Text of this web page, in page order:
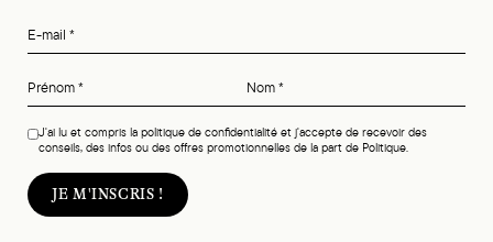
E-mail *
Prénom* Nom*
J'ai lu et compris la politique de confidentialité et j'accepte de recevoir des
conseils, des infos ou des offres promotionnelles de la part de Politique.